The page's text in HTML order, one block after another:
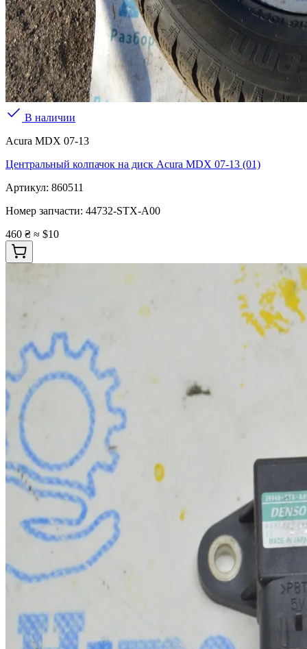
В наличии
Acura MDX 07-13
Центральный колпачок на диск Acura MDX 07-13 (01)
Артикул: 860511
Номер запчасти: 44732-STX-A00
460 ₴ ≈ $10